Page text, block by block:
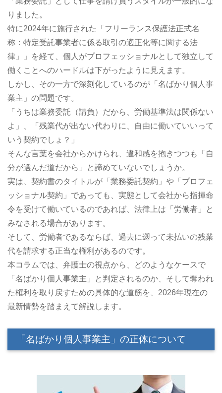
りました。
特に2024年に施行された「フリーランス保護法正式名
称：特定受託事業者に係る取引の適正化等に関する法
律」」を経て、個人がプロフェッショナルとして独立して
働くことへのハードルは下がったように見えます。
しかし、その一方で深刻化しているのが「名ばかり個人事
業主」の問題です。
「うちは業務委託（請負）だから、労働基準法は関係ない
よ」、「残業代が出ない代わりに、自由に働いていいって
いう契約でしょ？」
そんな言葉を会社からかけられ、違和感を抱きつつも「自
分が選んだ道だから」と諦めていないでしょうか。
実は、契約書のタイトルが「業務委託契約」や「プロフェ
ッショナル契約」であっても、実態として会社から指揮命
令を受けて働いているのであれば、法律上は「労働者」と
みなされる場合があります。
そして、労働者であるならば、過去に遡って未払いの残業
代を請求する正当な権利があるのです。
本コラムでは、弁護士の視点から、どのようなケースで
「名ばかり個人事業主」と判定されるのか、そして奪われ
た権利を取り戻すための具体的な道筋を、2026年現在の
最新情勢を踏まえて解説します。
「名ばかり個人事業主」の正体について